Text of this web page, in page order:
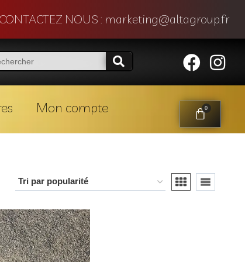
CONTACTEZ NOUS : marketing@altagroup.fr
Mon compte 0